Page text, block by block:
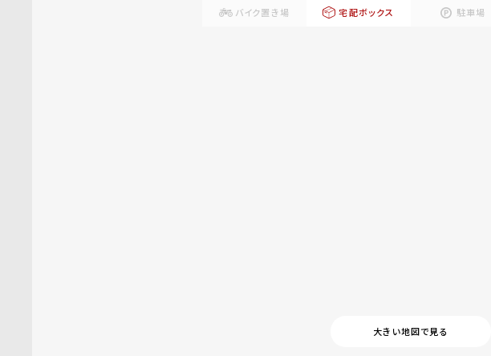
バイク置き場 宅配ボックス 駐車場
大きい地図で見る